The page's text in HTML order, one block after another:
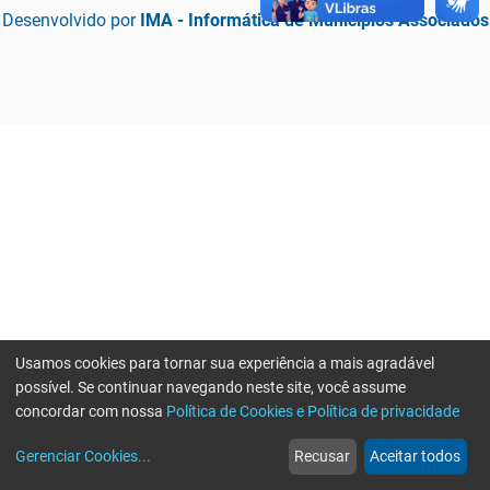
Desenvolvido por IMA - Informática de Municípios Associados
web
Notícias
more_horiz
Mais
Usamos cookies para tornar sua experiência a mais agradável
possível. Se continuar navegando neste site, você assume
concordar com nossa Política de Cookies e Política de privacidade
Gerenciar Cookies... Recusar Aceitar todos
Erro ao enviar informações, por favor tente novamente